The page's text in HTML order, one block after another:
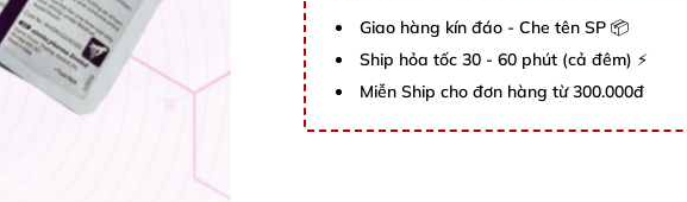
Giao hàng kín đáo - Che tên SP 📦
Ship hỏa tốc 30 - 60 phút (cả đêm) ⚡
Miễn Ship cho đơn hàng từ 300.000đ